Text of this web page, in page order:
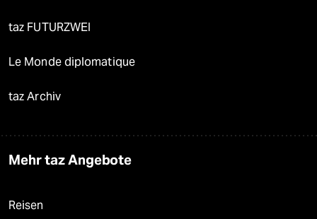
taz FUTURZWEI
Le Monde diplomatique
taz Archiv
Mehr taz Angebote
Reisen